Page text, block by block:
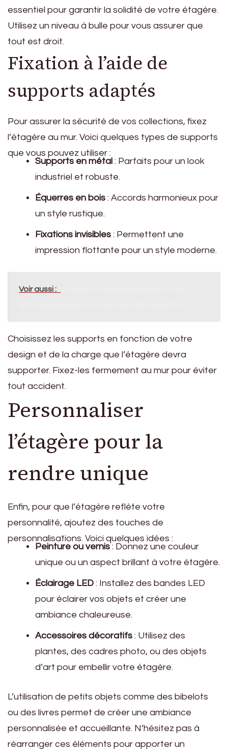
essentiel pour garantir la solidité de votre étagère.
Utilisez un niveau à bulle pour vous assurer que
tout est droit.
Fixation à l’aide de
supports adaptés
Pour assurer la sécurité de vos collections, fixez
l’étagère au mur. Voici quelques types de supports
que vous pouvez utiliser :
Supports en métal : Parfaits pour un look
industriel et robuste.
Équerres en bois : Accords harmonieux pour
un style rustique.
Fixations invisibles : Permettent une
impression flottante pour un style moderne.
Voir aussi :
Choisissez les supports en fonction de votre
design et de la charge que l’étagère devra
supporter. Fixez-les fermement au mur pour éviter
tout accident.
Personnaliser
l’étagère pour la
rendre unique
Enfin, pour que l’étagère reflète votre
personnalité, ajoutez des touches de
personnalisations. Voici quelques idées :
Peinture ou vernis: Donnez une couleur
unique ou un aspect brillant à votre étagère.
Éclairage LED : Installez des bandes LED
pour éclairer vos objets et créer une
ambiance chaleureuse.
Accessoires décoratifs : Utilisez des
plantes, des cadres photo, ou des objets
d’art pour embellir votre étagère.
L’utilisation de petits objets comme des bibelots
ou des livres permet de créer une ambiance
personnalisée et accueillante. N’hésitez pas à
réarranger ces éléments pour apporter un